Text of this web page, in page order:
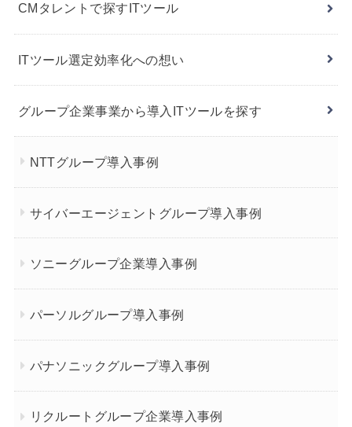
CMタレントで探すITツール
ITツール選定効率化への想い
グループ企業事業から導入ITツールを探す
NTTグループ導入事例
サイバーエージェントグループ導入事例
ソニーグループ企業導入事例
パーソルグループ導入事例
パナソニックグループ導入事例
リクルートグループ企業導入事例